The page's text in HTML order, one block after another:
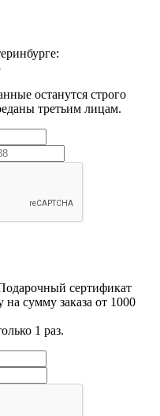
останутся строго
третьим лицам.
сертификат
на сумму заказа от 1000
1 раз.